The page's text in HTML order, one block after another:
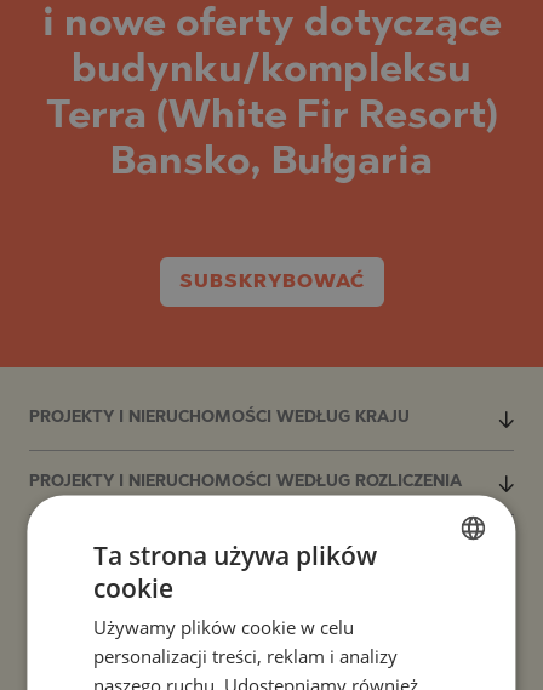
i nowe oferty dotyczące
budynku/kompleksu
Terra (White Fir Resort)
Bansko, Bułgaria
SUBSKRYBOWAĆ
PROJEKTY I NIERUCHOMOŚCI WEDŁUG KRAJU
PROJEKTY I NIERUCHOMOŚCI WEDŁUG ROZLICZENIA
PROJEKTY I NIERUCHOMOŚCI WEDŁUG TYPU
NIERUCHOMOŚCI
PROJEKTY I NIERUCHOMOŚCI WEDŁUG REGIONU
Ta strona używa plików
cookie
Używamy plików cookie w celu
personalizacji treści, reklam i analizy
naszego ruchu. Udostępniamy również